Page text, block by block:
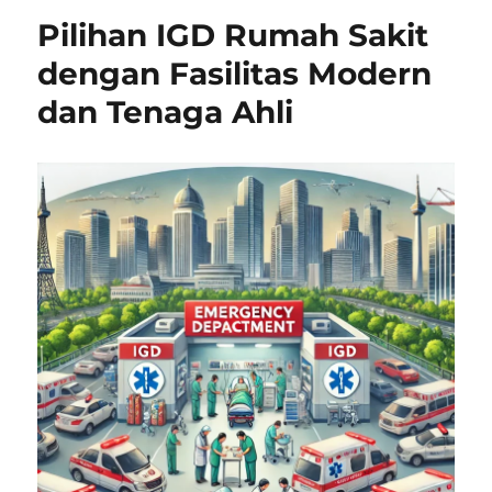
Pilihan IGD Rumah Sakit
dengan Fasilitas Modern
dan Tenaga Ahli